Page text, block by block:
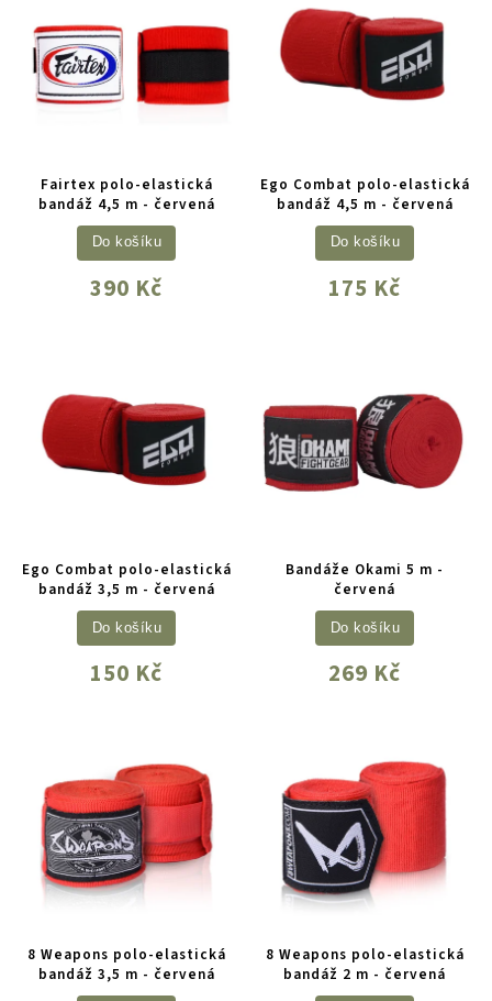
Fairtex polo-elastická
bandáž 4,5 m - červená
390 Kč
Do košíku
Ego Combat polo-elastická
bandáž 4,5 m - červená
175 Kč
Do košíku
Ego Combat polo-elastická
bandáž 3,5 m - červená
150 Kč
Do košíku
Bandáže Okami 5 m -
červená
269 Kč
Do košíku
8 Weapons polo-elastická
bandáž 3,5 m - červená
8 Weapons polo-elastická
bandáž 2 m - červená